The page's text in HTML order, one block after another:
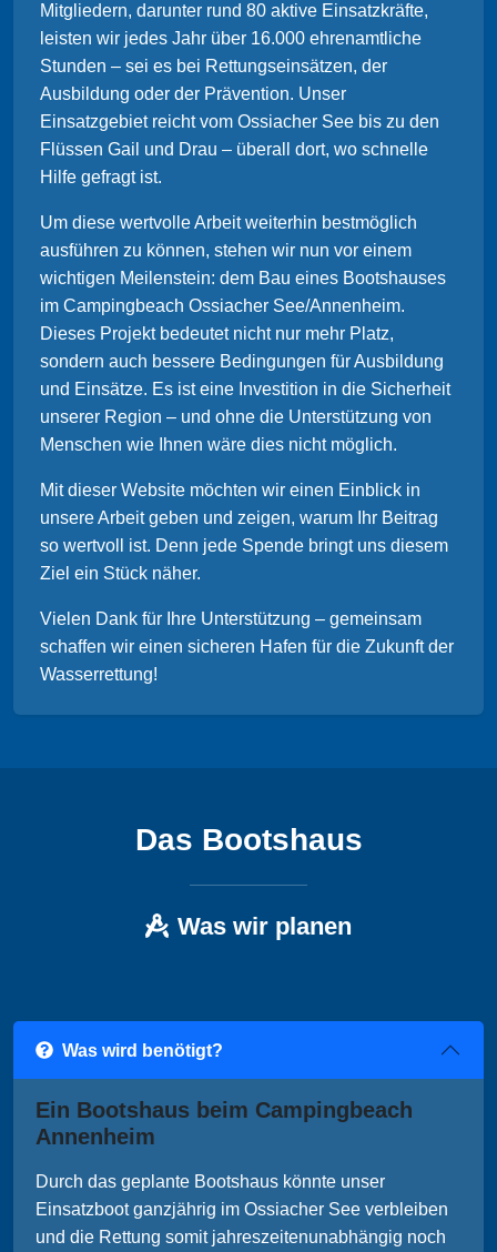
Mitgliedern, darunter rund 80 aktive Einsatzkräfte,
leisten wir jedes Jahr über 16.000 ehrenamtliche
Stunden – sei es bei Rettungseinsätzen, der
Ausbildung oder der Prävention. Unser
Einsatzgebiet reicht vom Ossiacher See bis zu den
Flüssen Gail und Drau – überall dort, wo schnelle
Hilfe gefragt ist.
Um diese wertvolle Arbeit weiterhin bestmöglich
ausführen zu können, stehen wir nun vor einem
wichtigen Meilenstein: dem Bau eines Bootshauses
im Campingbeach Ossiacher See/Annenheim.
Dieses Projekt bedeutet nicht nur mehr Platz,
sondern auch bessere Bedingungen für Ausbildung
und Einsätze. Es ist eine Investition in die Sicherheit
unserer Region – und ohne die Unterstützung von
Menschen wie Ihnen wäre dies nicht möglich.
Mit dieser Website möchten wir einen Einblick in
unsere Arbeit geben und zeigen, warum Ihr Beitrag
so wertvoll ist. Denn jede Spende bringt uns diesem
Ziel ein Stück näher.
Vielen Dank für Ihre Unterstützung – gemeinsam
schaffen wir einen sicheren Hafen für die Zukunft der
Wasserrettung!
Das Bootshaus
Was wir planen
Was wird benötigt?
Ein Bootshaus beim Campingbeach
Annenheim
Durch das geplante Bootshaus könnte unser
Einsatzboot ganzjährig im Ossiacher See verbleiben
und die Rettung somit jahreszeitenunabhängig noch